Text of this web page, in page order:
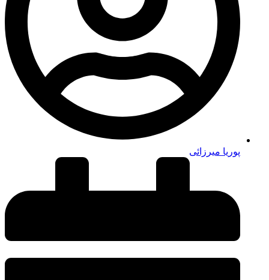
پوریا میرزائی